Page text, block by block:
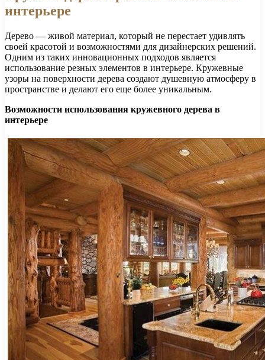
интерьере
Дерево — живой материал, который не перестает удивлять
своей красотой и возможностями для дизайнерских решений.
Одним из таких инновационных подходов является
использование резных элементов в интерьере. Кружевные
узоры на поверхности дерева создают душевную атмосферу в
пространстве и делают его еще более уникальным.
Возможности использования кружевного дерева в
интерьере